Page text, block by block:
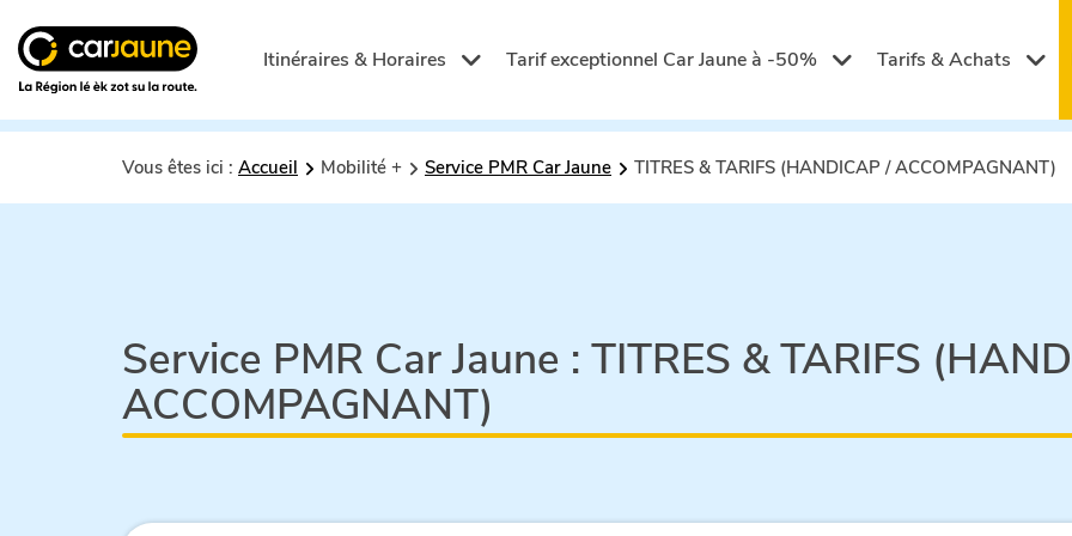
jaune
Itinéraires & Horaires Tarif exceptionnel Car Jaune à -50% Tarifs & Achats
Vous êtes ici : Accueil Mobilité + Service PMR Car Jaune TITRES & TARIFS (HANDICAP / ACCOMPAGNANT)
Service PMR Car Jaune : TITRES & TARIFS
ACCOMPAGNANT)